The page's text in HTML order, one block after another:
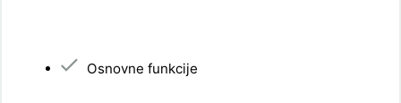
Osnovne funkcije